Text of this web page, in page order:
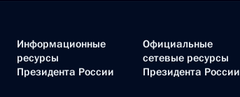
Информационные
ресурсы
Президента России
Официальные
сетевые ресурсы
Президента России